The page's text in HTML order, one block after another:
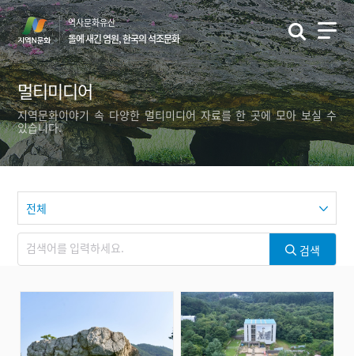
본
문
바
로
가
기
역사문화유산
돌에 새긴 염원, 한국의 석조문화
멀티미디어
지역문화이야기 속 다양한 멀티미디어 자료를 한 곳에 모아 보실 수
있습니다.
검색